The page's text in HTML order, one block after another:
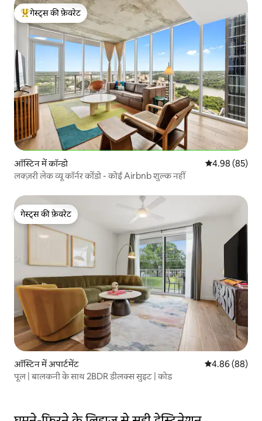
गेस्ट्स का टॉप फ़ेवरेट
गेस्ट्स की फ़ेवरेट
ऑस्टिन में कॉन्डो औसत रेटिंग 5 में
4.98 (85)
लक्ज़री लेक व्यू कॉर्नर कोंडो - कोई Airbnb शुल्क नहीं
गेस्ट्स की फ़ेवरेट
गेस्ट्स की फ़ेवरेट
ऑस्टिन में अपार्टमेंट औसत रेटिंग 5 में
4.86 (88)
पूल | बालकनी के साथ 2BDR डीलक्स सुइट | कोड